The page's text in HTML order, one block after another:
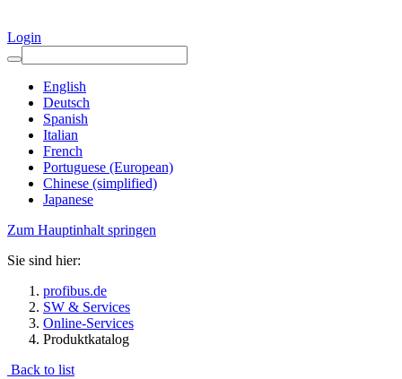
Login
English
Deutsch
Spanish
Italian
French
Portuguese (European)
Chinese (simplified)
Japanese
Zum Hauptinhalt springen
Sie sind hier:
profibus.de
SW & Services
Online-Services
Produktkatalog
Back to list